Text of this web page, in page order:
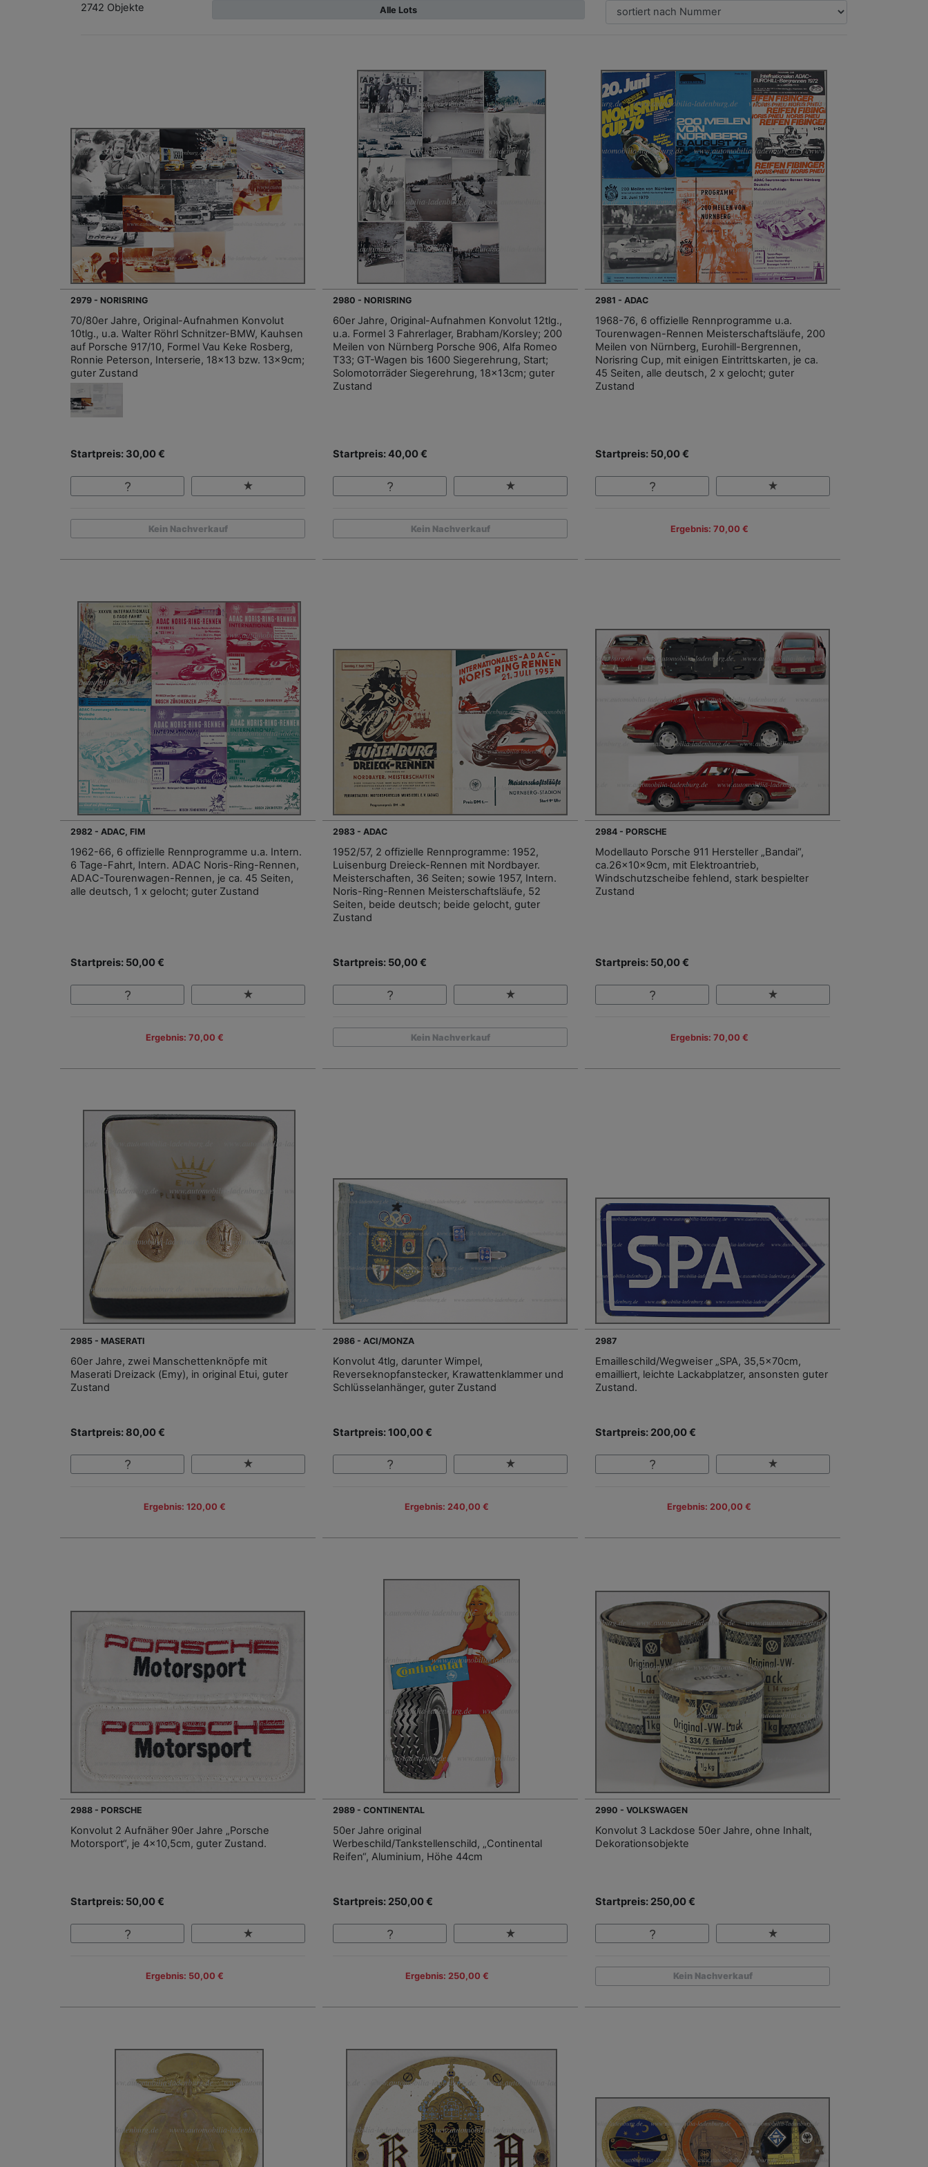
2742 Objekte Alle Lots
2979 - NORISRING
70/80er Jahre, Original-Aufnahmen Konvolut
10tlg., u.a. Walter Röhrl Schnitzer-BMW, Kauhsen
auf Porsche 917/10, Formel Vau Keke Rosberg,
Ronnie Peterson, Interserie, 18x13 bzw. 13x9cm;
guter Zustand
Startpreis: 30,00 €
Kein Nachverkauf
2980 - NORISRING
60er Jahre, Original-Aufnahmen Konvolut 12tlg.,
u.a. Formel 3 Fahrerlager, Brabham/Korsley; 200
Meilen von Nürnberg Porsche 906, Alfa Romeo
T33; GT-Wagen bis 1600 Siegerehrung, Start;
Solomotorräder Siegerehrung, 18x13cm; guter
Zustand
Startpreis: 40,00 €
Kein Nachverkauf
2981 - ADAC
1968-76, 6 offizielle Rennprogramme u.a.
Tourenwagen-Rennen Meisterschaftsläufe, 200
Meilen von Nürnberg, Eurohill-Bergrennen,
Norisring Cup, mit einigen Eintrittskarten, je ca.
45 Seiten, alle deutsch, 2 x gelocht; guter
Zustand
Startpreis: 50,00 €
Ergebnis: 70,00 €
2982 - ADAC, FIM
1962-66, 6 offizielle Rennprogramme u.a. Intern.
6 Tage-Fahrt, Intern. ADAC Noris-Ring-Rennen,
ADAC-Tourenwagen-Rennen, je ca. 45 Seiten,
alle deutsch, 1 x gelocht; guter Zustand
Startpreis: 50,00 €
Ergebnis: 70,00 €
2983 - ADAC
1952/57, 2 offizielle Rennprogramme: 1952,
Luisenburg Dreieck-Rennen mit Nordbayer.
Meisterschaften, 36 Seiten; sowie 1957, Intern.
Noris-Ring-Rennen Meisterschaftsläufe, 52
Seiten, beide deutsch; beide gelocht, guter
Zustand
Startpreis: 50,00 €
Kein Nachverkauf
2984 - PORSCHE
Modellauto Porsche 911 Hersteller „Bandai“,
ca.26x10x9cm, mit Elektroantrieb,
Windschutzscheibe fehlend, stark bespielter
Zustand
Startpreis: 50,00 €
Ergebnis: 70,00 €
2985 - MASERATI
60er Jahre, zwei Manschettenknöpfe mit
Maserati Dreizack (Emy), in original Etui, guter
Zustand
Startpreis: 80,00 €
Ergebnis: 120,00 €
2986 - ACI/MONZA
Konvolut 4tlg, darunter Wimpel,
Reverseknopfanstecker, Krawattenklammer und
Schlüsselanhänger, guter Zustand
Startpreis: 100,00 €
Ergebnis: 240,00 €
2987
Emailleschild/Wegweiser „SPA, 35,5x70cm,
emailliert, leichte Lackabplatzer, ansonsten guter
Zustand.
Startpreis: 200,00 €
Ergebnis: 200,00 €
2988 - PORSCHE
Konvolut 2 Aufnäher 90er Jahre „Porsche
Motorsport“, je 4x10,5cm, guter Zustand.
Startpreis: 50,00 €
Ergebnis: 50,00 €
2989 - CONTINENTAL
50er Jahre original
Werbeschild/Tankstellenschild, „Continental
Reifen“, Aluminium, Höhe 44cm
Startpreis: 250,00 €
Ergebnis: 250,00 €
2990 - VOLKSWAGEN
Konvolut 3 Lackdose 50er Jahre, ohne Inhalt,
Dekorationsobjekte
Startpreis: 250,00 €
Kein Nachverkauf